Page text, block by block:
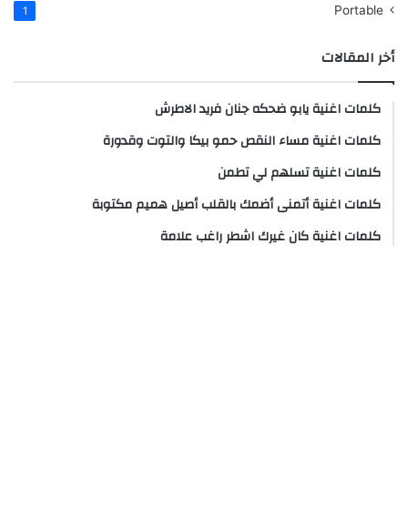
Portable
1
أخر المقالات
كلمات اغنية يابو ضحكه جنان فريد الاطرش
كلمات اغنية مساء النقص حمو بيكا والتوت وقدورة
كلمات اغنية تسلهم لي تطمن
كلمات اغنية أتمنى أضمك بالقلب أصيل هميم مكتوبة
كلمات اغنية كان غيرك اشطر راغب علامة